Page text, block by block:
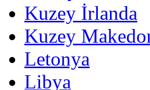
Kuzey İrlanda
Kuzey
Letonya
Libya